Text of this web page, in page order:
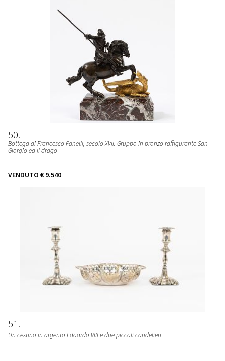
50
Bottega di Francesco Fanelli, secolo XVII. Gruppo in bronzo raffigurante San
Giorgio ed il drago
VENDUTO € 9.540
51
Un cestino in argento Edoardo VIII e due piccoli candelieri